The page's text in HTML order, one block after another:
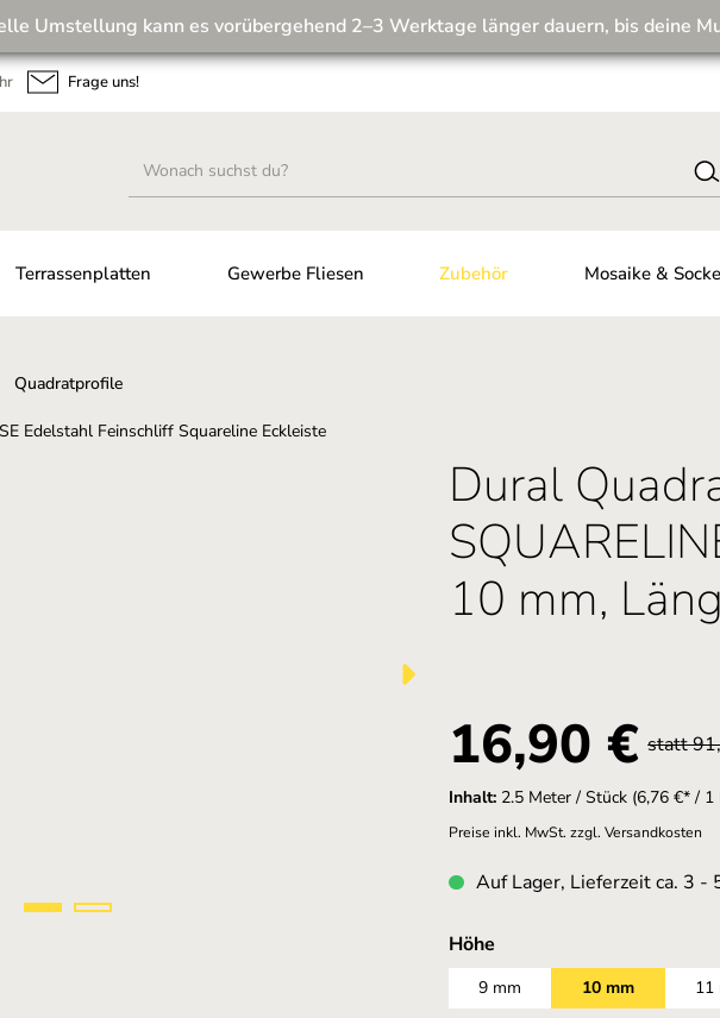
Wir machen unseren Musterversand fit für die Zukunft! 💪
Umstellung kann es vorübergehend 2–3 Werktage länger dauern, bis deine
Frage uns!
Terrassenplatten Gewerbe Fliesen Zubehör Mosaike &
Quadratprofile
Dural
10 mm,
16,90 € statt
Inhalt: 2.5 Meter / Stück (6,76 €* / 1
Preise inkl. MwSt. zzgl. Versandkosten
Auf Lager, Lieferzeit ca. 3 -
Höhe
9 mm 10 mm 11